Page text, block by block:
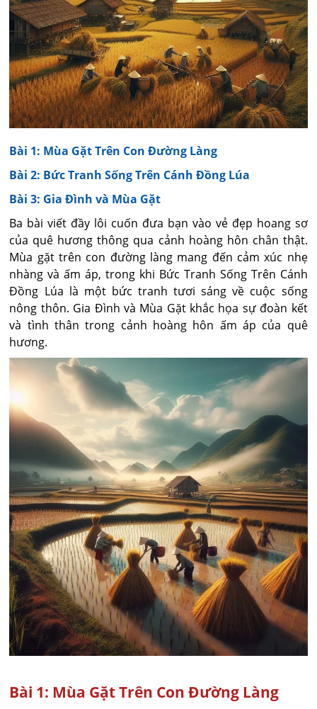
Bài 1: Mùa Gặt Trên Con Đường Làng
Bài 2: Bức Tranh Sống Trên Cánh Đồng Lúa
Bài 3: Gia Đình và Mùa Gặt
Ba bài viết đầy lôi cuốn đưa bạn vào vẻ đẹp hoang sơ
của quê hương thông qua cảnh hoàng hôn chân thật.
Mùa gặt trên con đường làng mang đến cảm xúc nhẹ
nhàng và ấm áp, trong khi Bức Tranh Sống Trên Cánh
Đồng Lúa là một bức tranh tươi sáng về cuộc sống
nông thôn. Gia Đình và Mùa Gặt khắc họa sự đoàn kết
và tình thân trong cảnh hoàng hôn ấm áp của quê
hương.
Bài 1: Mùa Gặt Trên Con Đường Làng